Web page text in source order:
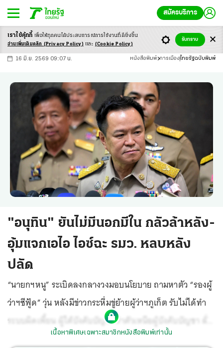
สมัครบริการ
-ก ก ก+
16 มิ.ย. 2569 09:07 น. หนังสือพิมพ์ การเมือง ไทยรัฐฉบับพิมพ์
"อนุทิน" ยันไม่มีนอกมีใน กลัวล้าหลัง-
อุ้มแจกเอไอ ไอซ์ฉะ รมว. หลบหลัง
ปลัด
“นายกฯหนู” ระเบิดลงกลางวงมอบนโยบาย ถามหาตัว “รองผู้
ว่าฯซีฟู้ด” วุ่น หลังมีข่าวกระหึ่มขู่ย้ายผู้ว่าฯภูเก็ต รับไม่ได้ทำ
ระบบผิดเพี้ยน ผู้ใต้บังคับบัญชาทำตัวเหนือผู้บังคับบัญชา ลั่น
มท.1 นั่งหัวโด่ตรงนี้ ใครกล้า ตกเย็น มท.เด้งฟ้าผ่า 2 รองผู้
เนื้อหาพิเศษเฉพาะสมาชิกหนังสือพิมพ์เท่านั้น
เราใช้คุ้กกี้ เพื่อให้ทุกคนได้ประสบการณ์การใช้งานที่ดียิ่งขึ้น
อ่านเพิ่มเติมคลิก (Privacy Policy) และ (Cookie Policy)
รับทราบ